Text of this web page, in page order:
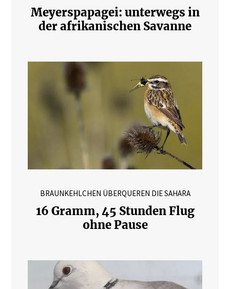
Meyerspapagei: unterwegs in
der afrikanischen Savanne
BRAUNKEHLCHEN ÜBERQUEREN DIE SAHARA
16 Gramm, 45 Stunden Flug
ohne Pause